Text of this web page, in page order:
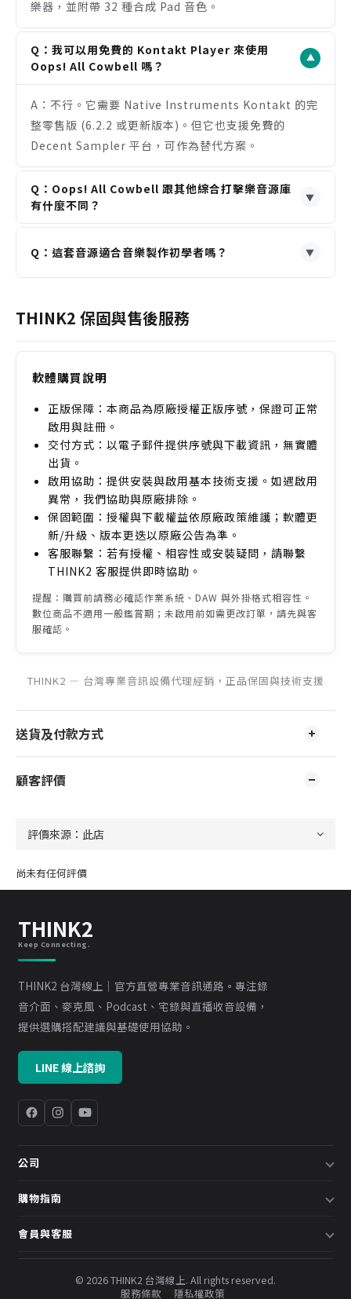
注意事項
需要完整版 Kontakt 6.2.2 或以上版本，無法在免費
Kontakt Player 中完整使用。
安裝容量達 21.9 GB，對硬碟空間有限的用戶是個考
用頻率不高。
樂器，並附帶 32 種合成 Pad 音色。
Q：我可以用免費的 Kontakt Player 來使用
Oops! All Cowbell 嗎？
▼
A：不行。它需要 Native Instruments Kontakt 的完
整零售版 (6.2.2 或更新版本)。但它也支援免費的
Decent Sampler 平台，可作為替代方案。
Q：Oops! All Cowbell 跟其他綜合打擊樂音源庫
有什麼不同？
▼
A：主要差異在於專精程度。它專注於提供極致細膩的
牛鈴與木魚音色，包含多麥克風位置與大量動態分層，
細節遠超綜合音源庫中的單一樣本。
Q：這套音源適合音樂製作初學者嗎？ ▼
使用。對於想深入聲音設計的用戶，它也提供豐富的進
階參數可供調整，適合各階段使用者。
THINK2 保固與售後服務
軟體購買說明
正版保障：本商品為原廠授權正版序號，保證可正常
啟用與註冊。
交付方式：以電子郵件提供序號與下載資訊，無實體
出貨。
啟用協助：提供安裝與啟用基本技術支援。如遇啟用
異常，我們協助與原廠排除。
保固範圍：授權與下載權益依原廠政策維護；軟體更
新/升級、版本更迭以原廠公告為準。
客服聯繫：若有授權、相容性或安裝疑問，請聯繫
THINK2 客服提供即時協助。
提醒：購買前請務必確認作業系統、DAW 與外掛格式相容性。
數位商品不適用一般鑑賞期；未啟用前如需更改訂單，請先與客
服確認。
THINK2 — 台灣專業音訊設備代理經銷，正品保固與技術支援
送貨及付款方式
顧客評價
尚未有任何評價
THINK2
Keep Connecting.
THINK2 台灣線上｜官方直營專業音訊通路。專注錄
音介面、麥克風、Podcast、宅錄與直播收音設備，
提供選購搭配建議與基礎使用協助。
LINE 線上諮詢
公司
關於我們
預約諮詢
購物指南
配送說明
會員與客服
會員中心
© 2026 THINK2 台灣線上. All rights reserved.
服務條款
隱私權政策